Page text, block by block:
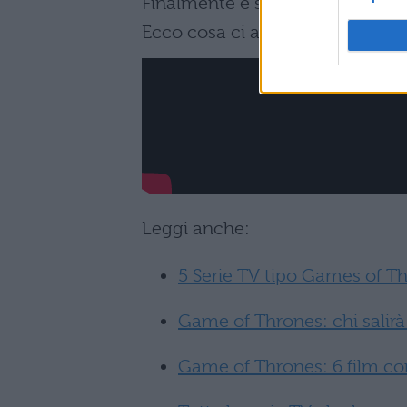
Ecco cosa ci aspetta il 30
Leggi anche:
5 Serie TV tipo Games of
Game of Thrones: chi
Game of Thrones: 6 film